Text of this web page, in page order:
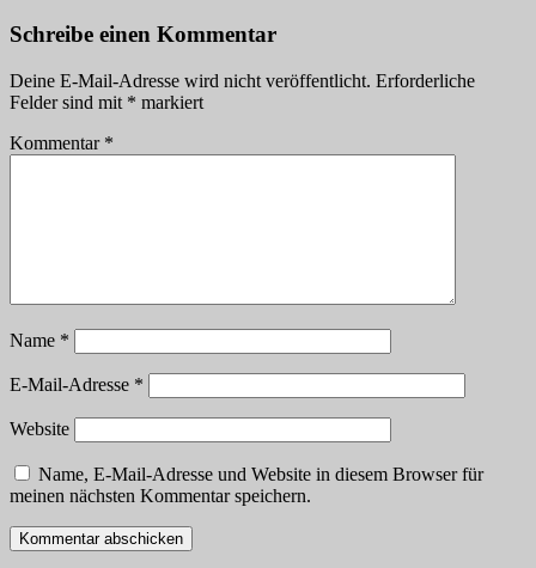
Schreibe einen Kommentar
Deine E-Mail-Adresse wird nicht veröffentlicht. Erforderliche
Felder sind mit * markiert
Kommentar *
Name *
E-Mail-Adresse *
Website
Name, E-Mail-Adresse und Website in diesem Browser für
meinen nächsten Kommentar speichern.